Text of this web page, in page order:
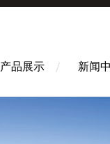
产品展示 新闻